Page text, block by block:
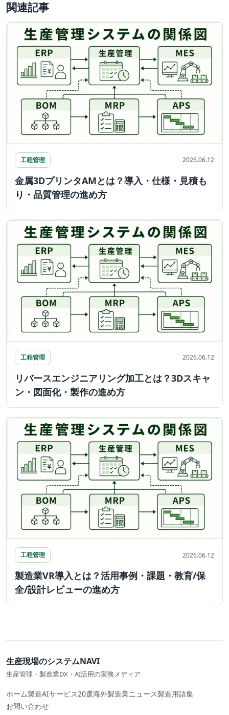
関連記事
工程管理 2026.06.12
金属3DプリンタAMとは？導入・仕様・見積も
り・品質管理の進め方
工程管理 2026.06.12
リバースエンジニアリング加工とは？3Dスキャ
ン・図面化・製作の進め方
工程管理 2026.06.12
製造業VR導入とは？活用事例・課題・教育/保
全/設計レビューの進め方
生産現場のシステムNAVI
生産管理・製造業DX・AI活用の実務メディア
ホーム製造AIサービス20選海外製造業ニュース製造用語集
お問い合わせ